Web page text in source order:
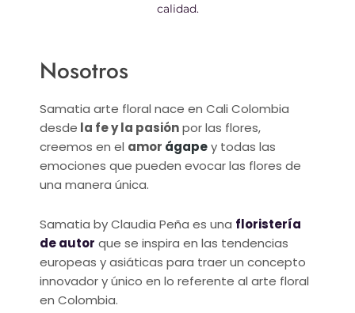
calidad.
Nosotros
Samatia arte floral nace en Cali Colombia
desde la fe y la pasiónpor las flores,
creemos en el amor ágapey todas las
emociones que pueden evocar las flores de
una manera única.
Samatia by Claudia Peña es una floristería
de autor que se inspira en las tendencias
europeas y asiáticas para traer un concepto
innovador y único en lo referente al arte floral
en Colombia.